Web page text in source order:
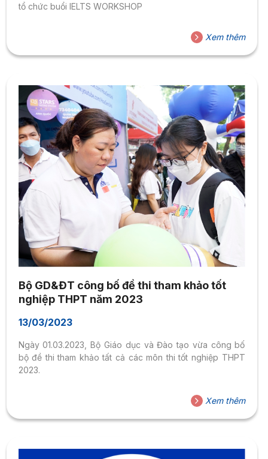
tổ chức buổi IELTS WORKSHOP
Xem thêm
Bộ GD&ĐT công bố đề thi tham khảo tốt
nghiệp THPT năm 2023
13/03/2023
Ngày 01.03.2023, Bộ Giáo dục và Đào tạo vừa công bố
bộ đề thi tham khảo tất cả các môn thi tốt nghiệp THPT
2023.
Xem thêm